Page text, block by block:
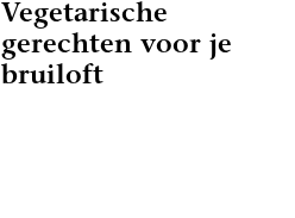
Vegetarische
gerechten voor je
bruiloft